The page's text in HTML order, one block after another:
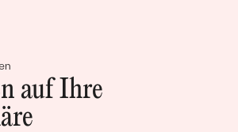
auf Ihre
erschaffen wir
von Schönheit und